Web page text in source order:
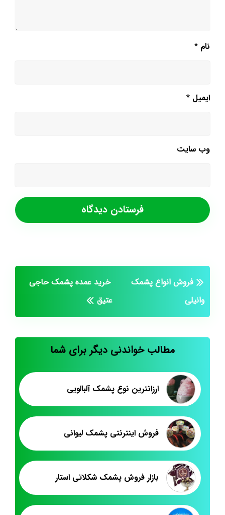
نام *
ایمیل *
وب‌ سایت
فروش انواع پشمک
وانیلی
خرید عمده پشمک حاجی
عتیق
مطالب خواندنی دیگر برای شما
ارزانترین نوع پشمک آلبالویی
فروش اینترنتی پشمک لیوانی
بازار فروش پشمک شکلاتی استار